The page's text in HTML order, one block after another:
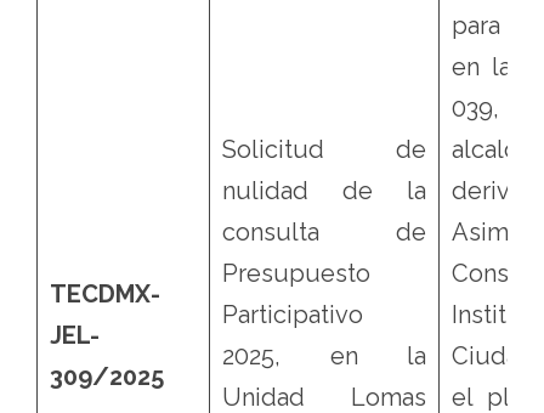
TECDMX-
JEL-
309/2025
Solicitud de
nulidad de la
consulta de
Presupuesto
Participativo
2025, en la
Unidad Lomas
para el
en la
039,
el